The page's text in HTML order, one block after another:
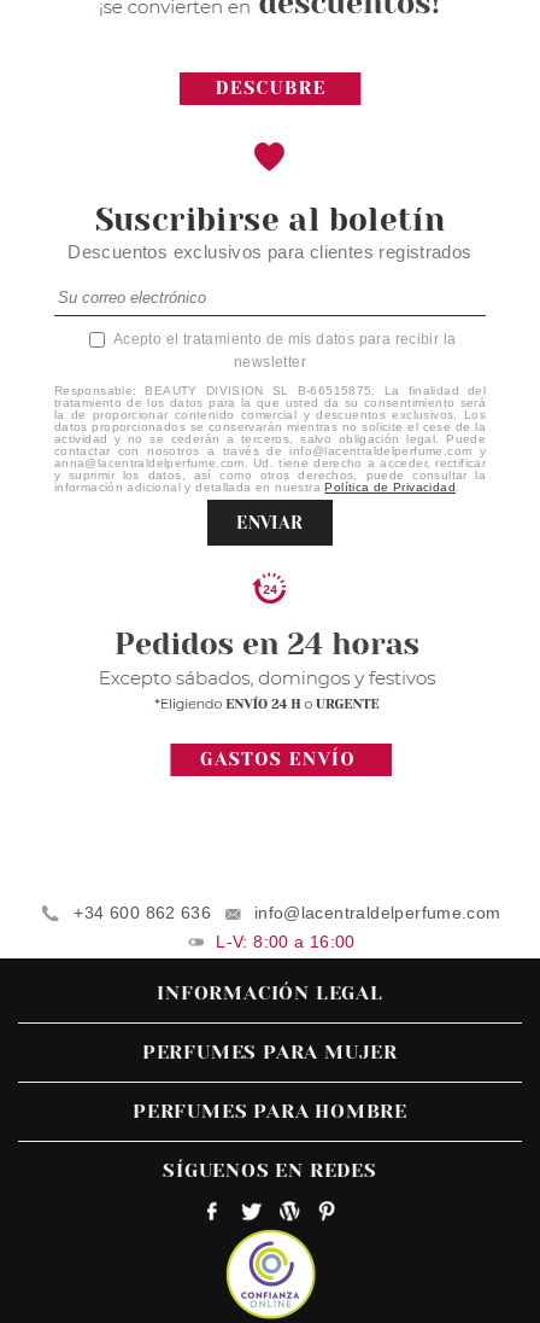
Suscribirse al boletín
Descuentos exclusivos para clientes registrados
Acepto el tratamiento de mis datos para recibir la
newsletter
Responsable: BEAUTY DIVISION SL B-66515875. La finalidad del
tratamiento de los datos para la que usted da su consentimiento será
la de proporcionar contenido comercial y descuentos exclusivos. Los
datos proporcionados se conservarán mientras no solicite el cese de la
actividad y no se cederán a terceros, salvo obligación legal. Puede
contactar con nosotros a través de info@lacentraldelperfume.com y
anna@lacentraldelperfume.com. Ud. tiene derecho a acceder, rectificar
y suprimir los datos, así como otros derechos, puede consultar la
información adicional y detallada en nuestraPolítica de Privacidad
ENVIAR
+34 600 862 636
info@lacentraldelperfume.com
L-V: 8:00 a 16:00
INFORMACIÓN LEGAL
PERFUMES PARA MUJER
PERFUMES PARA HOMBRE
SÍGUENOS EN REDES